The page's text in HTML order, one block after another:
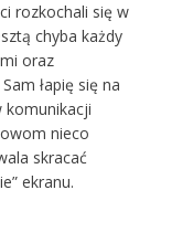
rozkochali się w
chyba każdy
oraz
Sam łapię się na
komunikacji
nieco
skracać
ekranu.